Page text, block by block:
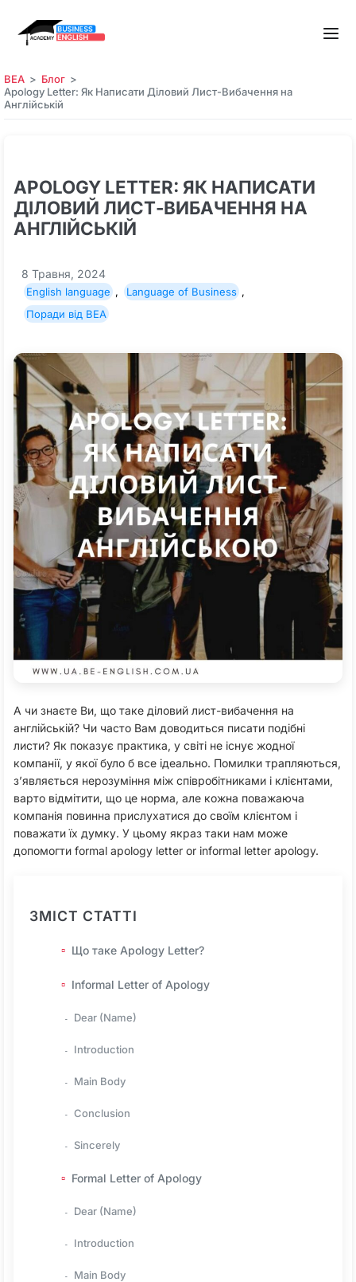
BEA
Блог
Apology Letter: Як Написати Діловий Лист-Вибачення на
Англійській
APOLOGY LETTER: ЯК НАПИСАТИ
ДІЛОВИЙ ЛИСТ-ВИБАЧЕННЯ НА
АНГЛІЙСЬКІЙ
8 Травня, 2024
English language , Language of Business ,
Поради від BEA
А чи знаєте Ви, що таке діловий лист-вибачення на
англійській? Чи часто Вам доводиться писати подібні
листи? Як показує практика, у світі не існує жодної
компанії, у якої було б все ідеально. Помилки трапляються,
з’являється нерозуміння між співробітниками і клієнтами,
варто відмітити, що це норма, але кожна поважаюча
компанія повинна прислухатися до своїм клієнтом і
поважати їх думку. У цьому якраз таки нам може
допомогти formal apology letter or informal letter apology.
ЗМІСТ СТАТТІ
Що таке Apology Letter?
Informal Letter of Apology
Dear (Name)
Introduction
Main Body
Conclusion
Sincerely
Formal Letter of Apology
Dear (Name)
Introduction
Main Body